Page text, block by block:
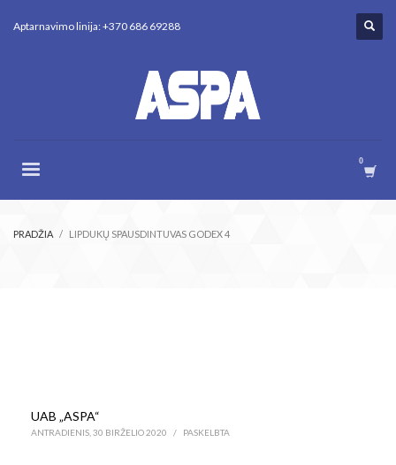
Aptarnavimo linija: +370 686 69288
PRADŽIA LIPDUKŲ SPAUSDINTUVAS GODEX 4
UAB „ASPA“
ANTRADIENIS, 30 BIRŽELIO 2020 / PASKELBTA